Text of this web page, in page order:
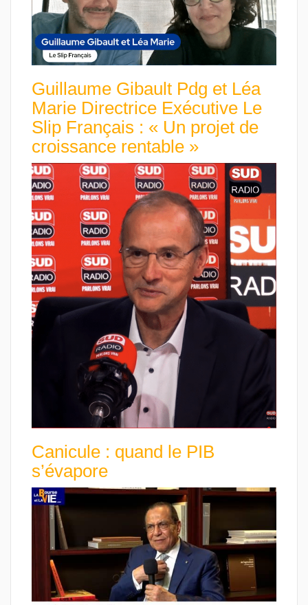
Guillaume Gibault Pdg et Léa
Marie Directrice Exécutive Le
Slip Français : « Un projet de
croissance rentable »
Canicule : quand le PIB
s’évapore